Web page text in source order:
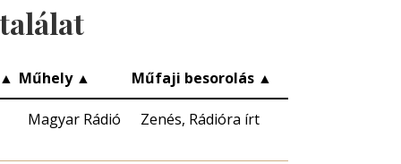
▲ Műhely ▲ Műfaji besorolás ▲
Magyar Rádió Zenés, Rádióra írt